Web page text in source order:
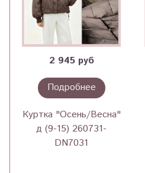
2 945 руб
Подробнее
Куртка "Осень/Весна"
д (9-15) 260731-
DN7031